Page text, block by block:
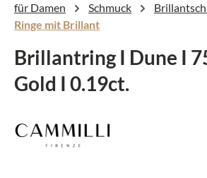
für Damen Schmuck
Ringe mit Brillant
Brillantring I Dune I
Gold I 0.19ct.